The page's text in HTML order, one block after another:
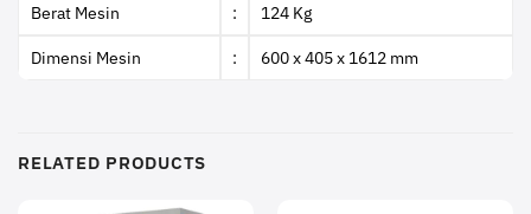
Berat Mesin : 124 Kg
Dimensi Mesin : 600 x 405 x 1612 mm
RELATED PRODUCTS